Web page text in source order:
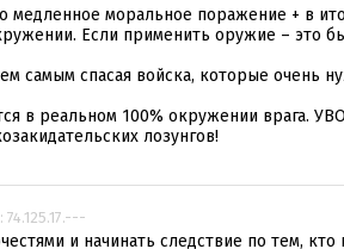
медленное моральное поражение + в
Если применить оружие – это
самым спасая войска, которые очень
в реальном 100% окружении врага.
лозунгов!
74.125.17.---
и начинать следствие по тем,